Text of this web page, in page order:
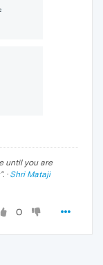
until you are
". · Shri Mataji
0